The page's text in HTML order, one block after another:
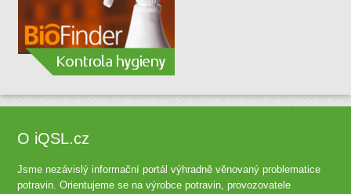
O iQSL.cz
Jsme nezávislý informační portál výhradně věnovaný problematice
potravin. Orientujeme se na výrobce potravin, provozovatele